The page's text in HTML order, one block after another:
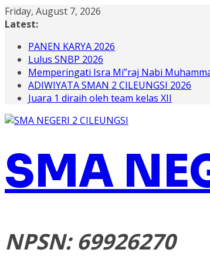
Skip
to
Friday, August 7, 2026
Latest:
PANEN KARYA 2026
Lulus SNBP 2026
Memperingati Isra Mi”raj Nabi
ADIWIYATA SMAN 2 CILEUNGSI 2026
Juara 1 diraih oleh team kelas XII
SMA
NPSN: 69926270